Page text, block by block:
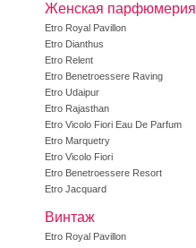
Женская парфюмерия
Etro Royal Pavillon
Etro Dianthus
Etro Relent
Etro Benetroessere Raving
Etro Udaipur
Etro Rajasthan
Etro Vicolo Fiori Eau De Parfum
Etro Marquetry
Etro Vicolo Fiori
Etro Benetroessere Resort
Etro Jacquard
Винтаж
Etro Royal Pavillon